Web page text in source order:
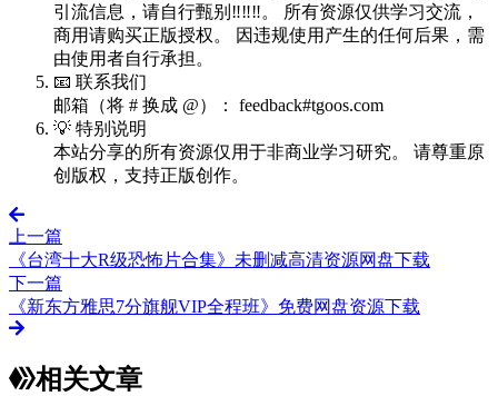
引流信息，请自行甄别‼️‼️‼️。 所有资源仅供学习交流，
商用请购买正版授权。 因违规使用产生的任何后果，需
由使用者自行承担。
📧 联系我们
邮箱（将 # 换成 @）： feedback#tgoos.com
💡 特别说明
本站分享的所有资源仅用于非商业学习研究。 请尊重原
创版权，支持正版创作。
上一篇
《台湾十大R级恐怖片合集》未删减高清资源网盘下载
下一篇
《新东方雅思7分旗舰VIP全程班》免费网盘资源下载
相关文章